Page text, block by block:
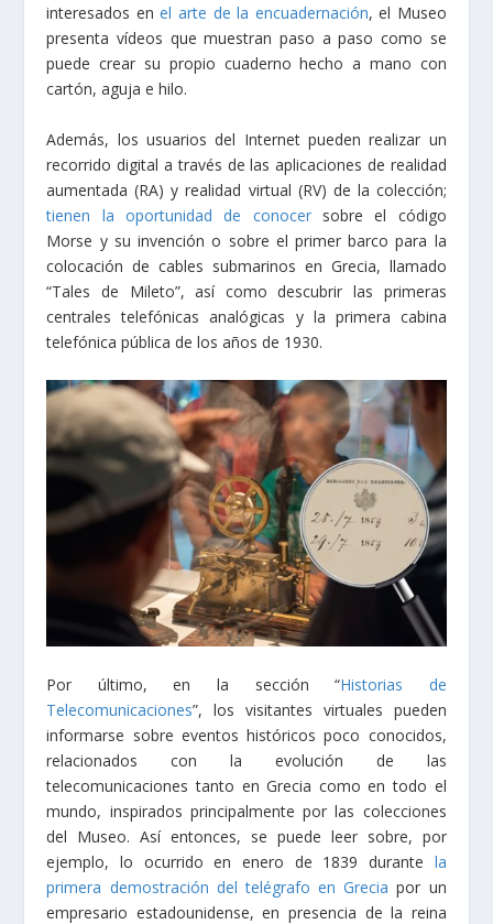
interesados enel arte de la encuadernación, el Museo
presenta vídeos que muestran paso a paso como se
puede crear su propio cuaderno hecho a mano con
cartón, aguja e hilo.
Además, los usuarios del Internet pueden realizar un
recorrido digital a través de las aplicaciones de realidad
aumentada (RA) y realidad virtual (RV) de la colección;
tienen la oportunidad de conocersobre el código
Morse y su invención o sobre el primer barco para la
colocación de cables submarinos en Grecia, llamado
“Tales de Mileto”, así como descubrir las primeras
centrales telefónicas analógicas y la primera cabina
telefónicapública de los años de 1930.
Por último, en la sección “Historias de
Telecomunicaciones”, los visitantes virtuales pueden
informarse sobre eventos históricos poco conocidos,
relacionados con la evolución de las
telecomunicaciones tanto en Grecia como en todo el
mundo, inspirados principalmente por las colecciones
del Museo. Así entonces, se puede leer sobre, por
ejemplo, lo ocurrido en enero de 1839 durante la
primera demostración del telégrafo en Grecia por un
empresario estadounidense, en presencia de la reina